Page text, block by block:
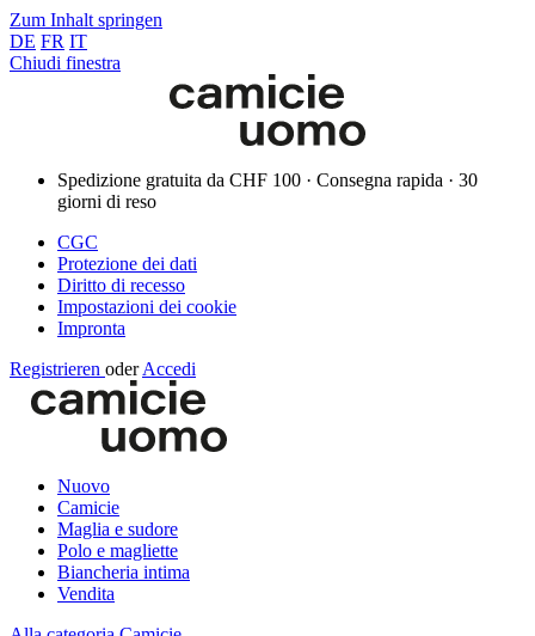
Zum Inhalt springen
DE FR IT
Chiudi finestra
Spedizione gratuita da CHF 100 · Consegna rapida · 30
giorni di reso
CGC
Protezione dei dati
Diritto di recesso
Impostazioni dei cookie
Impronta
Registrieren oder Accedi
Nuovo
Camicie
Maglia e sudore
Polo e magliette
Biancheria intima
Vendita